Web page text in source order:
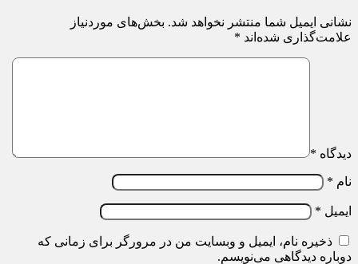
نشانی ایمیل شما منتشر نخواهد شد. بخش‌های موردنیاز
علامت‌گذاری شده‌اند *
دیدگاه *
نام *
ایمیل *
ذخیره نام، ایمیل و وبسایت من در مرورگر برای زمانی که
دوباره دیدگاهی می‌نویسم.